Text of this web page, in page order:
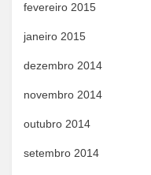
fevereiro 2015
janeiro 2015
dezembro 2014
novembro 2014
outubro 2014
setembro 2014